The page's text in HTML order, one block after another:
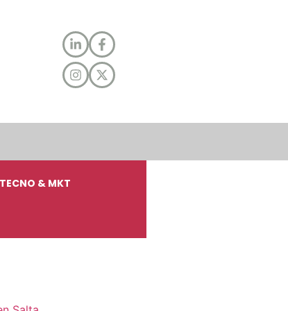
TECNO & MKT